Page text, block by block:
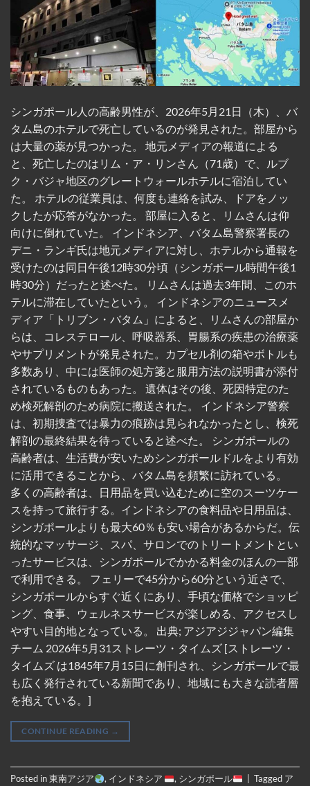
を買い込むために空のスーツケースを持って旅行
する。インドネシアの食料品や日用品は、シンガ
ポールよりも最大60％も安い場合があるからだ。
伝統的なマッサージ、スパ、サロンでのトリート
メントといったサービスは、シンガポールでかか
る料金のほんの一部で利用できる。 フェリーで45
近くにあり、手頃な価格でショッピング、食事、
ウェルネスサービスが楽しめる、アクセスしやす
い目的地となっている。 出典; アジアジジャパン
編集チーム 2026年5月31ストレーツ・タイムズ
[...]
CONTINUE READING →
シンガポール人の高齢男性が、2026年5月21日（木）、バ
タム島のホテルで死亡しているのが発見された。部屋から
は大量の薬が見つかった。 地元メディアの報道による
と、死亡したのはリム・ア・リンさん（71歳）で、ルブ
ク・バジャ地区のグレートウォールホテルに宿泊してい
た。 ホテルの従業員は、何度も連絡を試み、ドアをノッ
クしたが応答がなかった。 部屋に入ると、リムさんは仰
向けに倒れていた。 インドネシア、バタム島警察署長の
デニ・ランギ氏は地元メディアに対し、ホテルから通報を
受けたのは同日午後12時30分頃（シンガポール時間午後1
時30分）だったと述べた。 リムさんは過去3年間、このホ
テルに滞在していたという。 インドネシアのニュースメ
ディア「トリブン・バタム」によると、リムさんの部屋か
らは、コレステロール、呼吸器系、胃腸系の疾患の治療薬
やサプリメントが発見された。カプセル剤の箱やボトルも
多数あり、中には医師の処方箋と服用方法の説明書が添付
されているものもあった。 遺体はその後、死因特定のた
め検死解剖のため病院に搬送された。 インドネシア警察
は、初期捜査では暴力の痕跡は見られなかったとし、検死
解剖の最終結果を待っていると述べた。 シンガポールの
高齢者は、生活費が安いためシンガポールドルをより有効
に活用できることから、バタム島を頻繁に訪れている。
多くの高齢者は、日用品を買い込むために空のスーツケー
スを持って旅行する。インドネシアの食料品や日用品は、
シンガポールよりも最大60％も安い場合があるからだ。伝
統的なマッサージ、スパ、サロンでのトリートメントとい
ったサービスは、シンガポールでかかる料金のほんの一部
で利用できる。 フェリーで45分から60分という近さで、
シンガポールからすぐ近くにあり、手頃な価格でショッピ
ング、食事、ウェルネスサービスが楽しめる、アクセスし
やすい目的地となっている。 出典; アジアジジャパン編集
チーム 2026年5月31ストレーツ・タイムズ [ストレーツ・
タイムズ は1845年7月15日に創刊され、シンガポールで最
も広く発行されている新聞であり、地域にも大きな読者層
を抱えている。]
CONTINUE READING →
Posted in東南アジア , インドネシア , シンガポール Tagged ア